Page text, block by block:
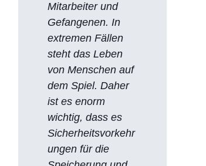
Mitarbeiter und
Gefangenen. In
extremen Fällen
steht das Leben
von Menschen auf
dem Spiel. Daher
ist es enorm
wichtig, dass es
Sicherheitsvorkehr
ungen für die